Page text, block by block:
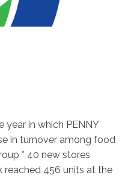
year in which PENNY
in turnover among food
* 40 new stores
reached 456 units at the